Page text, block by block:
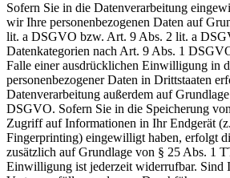
Sofern Sie in die Datenverarbeitung
wir Ihre personenbezogenen Daten auf
lit. a DSGVO bzw. Art. 9 Abs. 2 lit. a
Datenkategorien nach Art. 9 Abs. 1
Falle einer ausdrücklichen Einwilligung in
personenbezogener Daten in Drittstaaten
Datenverarbeitung außerdem auf
DSGVO. Sofern Sie in die Speicherung
Zugriff auf Informationen in Ihr Endgerät
Fingerprinting) eingewilligt haben, erfolgt
zusätzlich auf Grundlage von § 25 Abs. 1
Einwilligung ist jederzeit widerrufbar. Sind